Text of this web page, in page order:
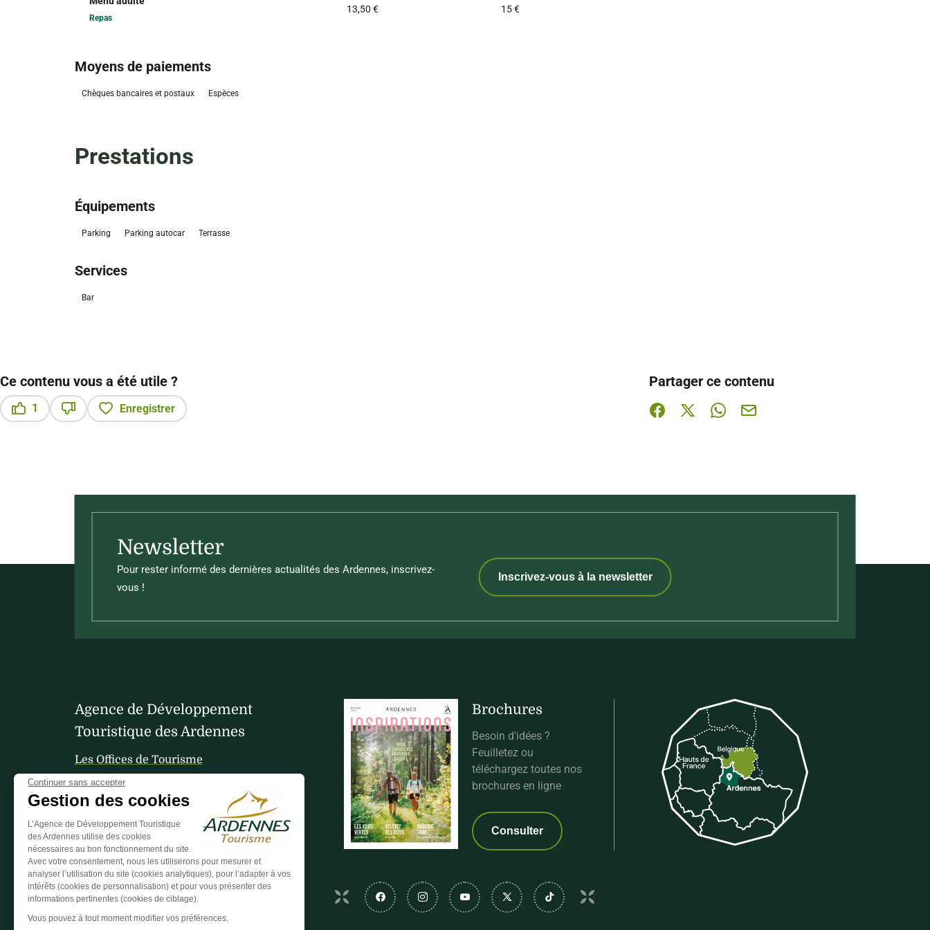
Repas
13,50 € 15 €
Moyens de paiements
Chèques bancaires et postaux Espèces
Prestations
Équipements
Parking Parking autocar Terrasse
Services
Bar
Ce contenu vous a été utile ?
1 Enregistrer
Partager ce contenu
Partager sur Facebook (nouvelle fenêtre)
Partager sur X / Twitter (nouvelle fenêtre)
Partager sur WhatsApp
Partager par mail
Newsletter
Pour rester informé des dernières actualités des Ardennes, inscrivez-
vous !
Inscrivez-vous à la newsletter
Agence de Développement
Touristique des Ardennes
Les Offices de Tourisme
Votre avis nous interesse
Brochures
Besoin d'idées ?
Feuilletez ou
téléchargez toutes nos
brochures en ligne
Consulter
Suivez-nous sur Facebook
Suivez-nous sur Instagram
Suivez-nous sur Youtube
Suivez-nous sur Twitter
Suivez-nous sur Tiktok
Continuer sans accepter
Gestion des cookies
L’Agence de Développement Touristique
des Ardennes utilise des cookies
nécessaires au bon fonctionnement du site.
Avec votre consentement, nous les utiliserons pour mesurer et
analyser l’utilisation du site (cookies analytiques), pour l’adapter à vos
intérêts (cookies de personnalisation) et pour vous présenter des
informations pertinentes (cookies de ciblage).
Vous pouvez à tout moment modifier vos préférences.